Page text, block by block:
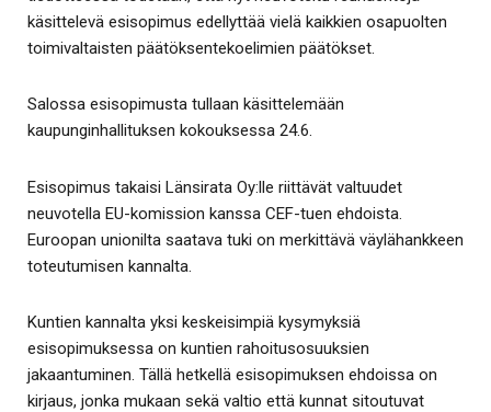
käsittelevä esisopimus edellyttää vielä kaikkien osapuolten
toimivaltaisten päätöksentekoelimien päätökset.
Salossa esisopimusta tullaan käsittelemään
kaupunginhallituksen kokouksessa 24.6.
Esisopimus takaisi Länsirata Oy:lle riittävät valtuudet
neuvotella EU-komission kanssa CEF-tuen ehdoista.
Euroopan unionilta saatava tuki on merkittävä väylähankkeen
toteutumisen kannalta.
Kuntien kannalta yksi keskeisimpiä kysymyksiä
esisopimuksessa on kuntien rahoitusosuuksien
jakaantuminen. Tällä hetkellä esisopimuksen ehdoissa on
kirjaus, jonka mukaan sekä valtio että kunnat sitoutuvat